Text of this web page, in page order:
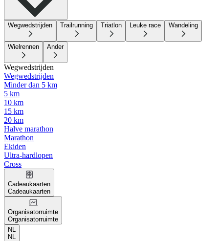
Wegwedstrijden Trailrunning Triatlon Leuke race Wandeling
Wielrennen Ander
Wegwedstrijden
Wegwedstrijden
Minder dan 5 km
5 km
10 km
15 km
20 km
Halve marathon
Marathon
Ekiden
Ultra-hardlopen
Cross
Cadeaukaarten
Cadeaukaarten
Organisatorruimte
Organisatorruimte
NL
NL